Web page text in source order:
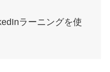
ラーニングを使